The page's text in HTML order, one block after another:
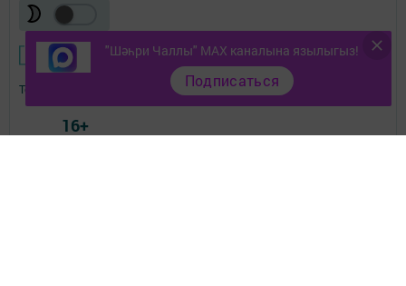
"Шәһри Чаллы" MAX каналына язылыгыз!
Подписаться
Телефон АО «ТАТМЕДИА»: (843) 222 09 84
16+